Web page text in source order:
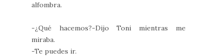
alfombra.
-¿Qué hacemos?-Dijo Toni mientras me
miraba.
-Te puedes ir.